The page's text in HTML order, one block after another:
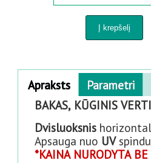
AUGALŲ IR KRŪMŲ ATRAMOS
KRŪMŲ ATRAMOS
AUGALŲ FIKSAVIMO PRIEDAI
SODO GĖLIŲ IR AUGALŲ
SODO SUOLIAI IR KĖDĖS
Horizontal Tabs
Apraksts(active
tab)
Parametri
BAKAS, KŪGINIS
Dvisluoksnis
Apsauga nuo UV
*KAINA NURODYTA BE